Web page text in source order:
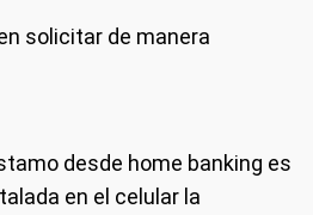
solicitar de manera
desde home banking es
en el celular la